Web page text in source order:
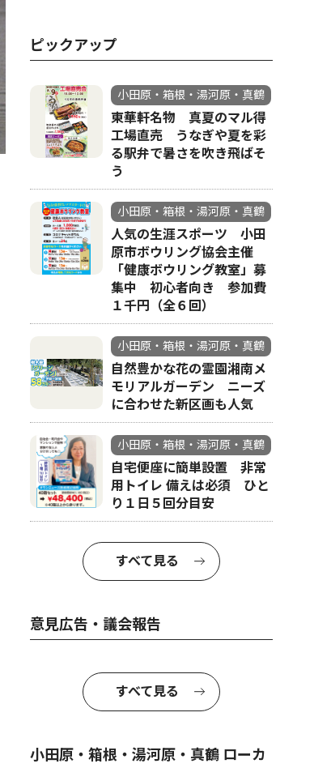
ピックアップ
小田原・箱根・湯河原・真鶴
東華軒名物 真夏のマル得
工場直売 うなぎや夏を彩
る駅弁で暑さを吹き飛ばそ
う
小田原・箱根・湯河原・真鶴
人気の生涯スポーツ 小田
原市ボウリング協会主催
「健康ボウリング教室」募
集中 初心者向き 参加費
１千円（全６回）
小田原・箱根・湯河原・真鶴
自然豊かな花の霊園湘南メ
モリアルガーデン ニーズ
に合わせた新区画も人気
小田原・箱根・湯河原・真鶴
自宅便座に簡単設置 非常
用トイレ 備えは必須 ひと
り１日５回分目安
すべて見る
意見広告・議会報告
すべて見る
小田原・箱根・湯河原・真鶴 ローカ